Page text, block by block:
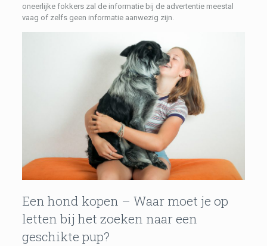
oneerlijke fokkers zal de informatie bij de advertentie meestal
vaag of zelfs geen informatie aanwezig zijn.
Een hond kopen – Waar moet je op
letten bij het zoeken naar een
geschikte pup?